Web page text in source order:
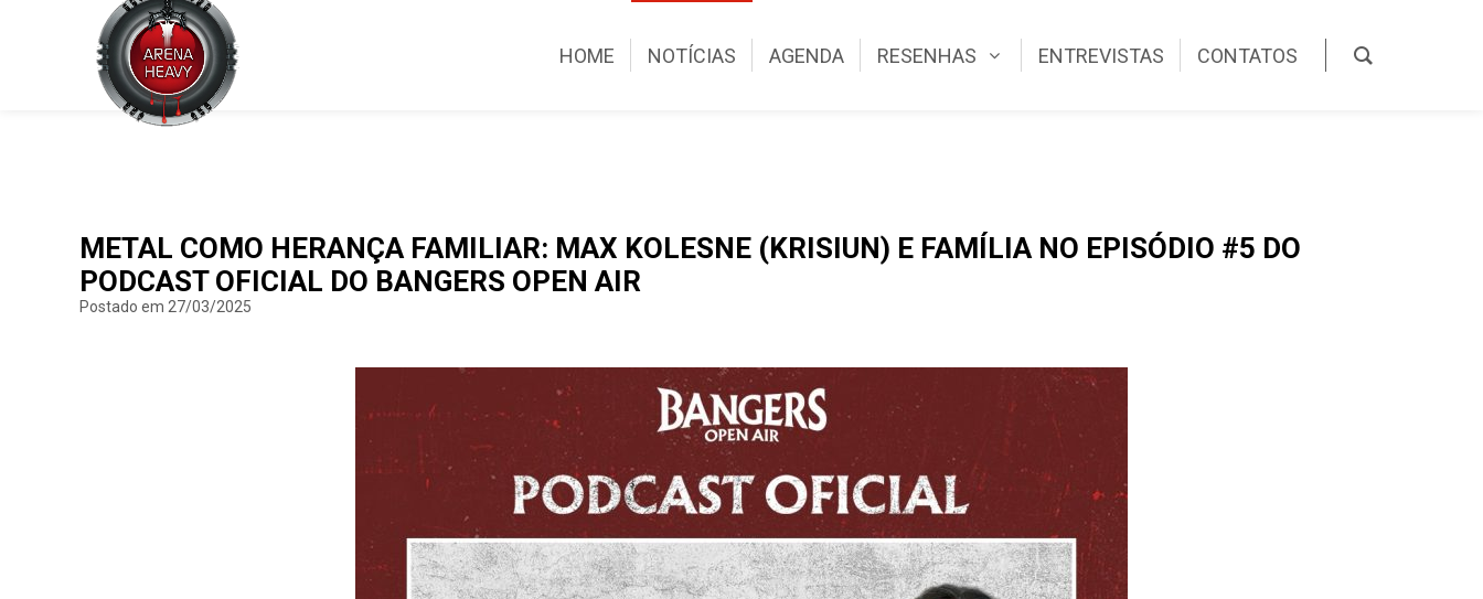
HOME NOTÍCIAS AGENDA RESENHAS ENTREVISTAS CONTATOS
METAL COMO HERANÇA FAMILIAR: MAX KOLESNE (KRISIUN) E FAMÍLIA NO EPISÓDIO #5 DO
PODCAST OFICIAL DO BANGERS OPEN AIR
Postado em 27/03/2025